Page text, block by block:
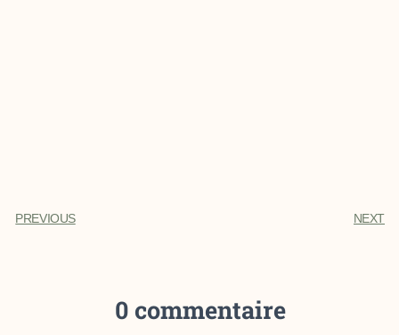
PREVIOUS NEXT
0 commentaire